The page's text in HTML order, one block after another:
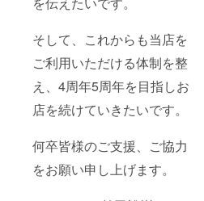
そして、これからも当店を
ご利用いただける体制を整
え、4周年5周年を目指しお
店を続けていきたいです。
何卒皆様のご支援、ご協力
をお願い申し上げます。